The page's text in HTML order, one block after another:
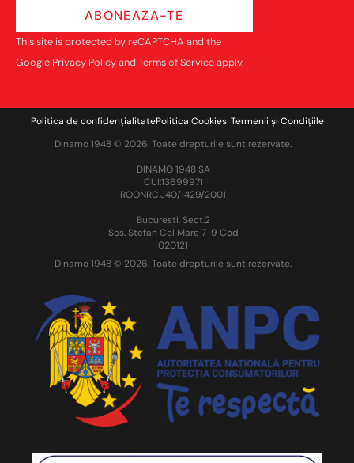
ABONEAZA-TE
This site is protected by reCAPTCHA and the
Google Privacy PolicyandTerms of Serviceapply.
Politica de confidențialitatePolitica Cookies Termenii și Condițiile
Dinamo 1948 © 2026. Toate drepturile sunt rezervate.
DINAMO 1948 SA
CUI:13699971
ROONRC.J40/1429/2001
Bucuresti, Sect.2
Sos. Stefan Cel Mare 7-9 Cod
020121
Dinamo 1948 © 2026. Toate drepturile sunt rezervate.